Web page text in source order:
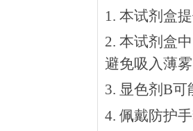
1. 本试剂盒
2. 本试剂盒
避免吸入薄
3. 显色剂B
4. 佩戴防护